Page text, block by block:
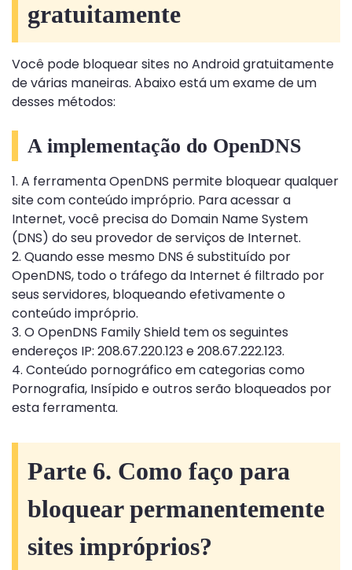
gratuitamente
Você pode bloquear sites no Android gratuitamente
de várias maneiras. Abaixo está um exame de um
desses métodos:
A implementação do OpenDNS
1. A ferramenta OpenDNS permite bloquear qualquer
site com conteúdo impróprio. Para acessar a
Internet, você precisa do Domain Name System
(DNS) do seu provedor de serviços de Internet.
2. Quando esse mesmo DNS é substituído por
OpenDNS, todo o tráfego da Internet é filtrado por
seus servidores, bloqueando efetivamente o
conteúdo impróprio.
3. O OpenDNS Family Shield tem os seguintes
endereços IP: 208.67.220.123 e 208.67.222.123.
4. Conteúdo pornográfico em categorias como
Pornografia, Insípido e outros serão bloqueados por
esta ferramenta.
Parte 6. Como faço para
bloquear permanentemente
sites impróprios?